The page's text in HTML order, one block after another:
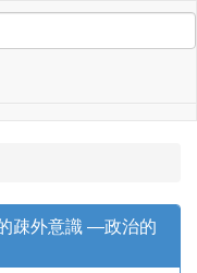
疎外意識 ―政治的